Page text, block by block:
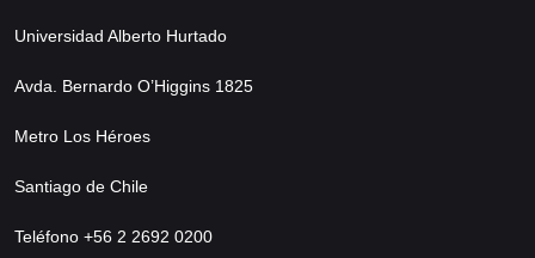
Universidad Alberto Hurtado
Avda. Bernardo O’Higgins 1825
Metro Los Héroes
Santiago de Chile
Teléfono +56 2 2692 0200